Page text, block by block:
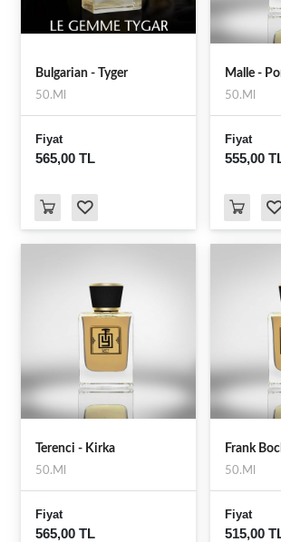
Bulgarian - Tyger
50.Ml
Fiyat
565,00 TL
Malle -
50.Ml
Fiyat
555,00
Terenci - Kirka
50.Ml
Fiyat
565,00 TL
Frank
50.Ml
Fiyat
515,00